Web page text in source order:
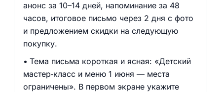
анонс за 10–14 дней, напоминание за 48
часов, итоговое письмо через 2 дня с фото
и предложением скидки на следующую
покупку.
Тема письма короткая и ясная: «Детский
мастер‑класс и меню 1 июня — места
ограничены». В первом экране укажите